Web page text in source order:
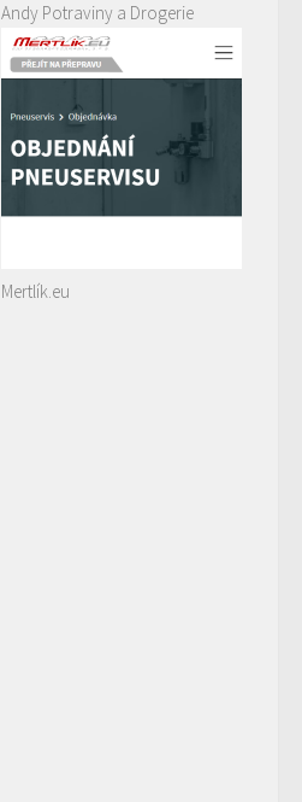
Andy Potraviny a Drogerie
Mertlík.eu